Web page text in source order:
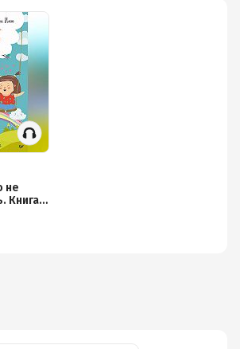
не
Книга о